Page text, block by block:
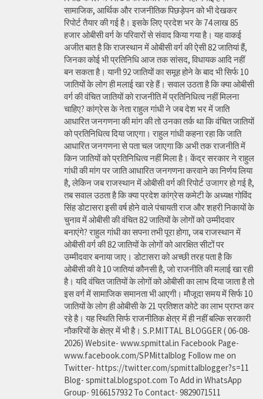
सामाजिक, आर्थिक और राजनीतिक पिछड़ेपन को भी देखकर
रिपोर्ट तैयार की गई है। इसके लिए प्रदेश भर के 74 लाख 85
हजार ओबीसी वर्ग के परिवारों से संवाद किया गया है। यह वाकई
अजीत बात है कि राजस्थान में ओबीसी वर्ग की ऐसी 82 जातियां हैं,
जिनका कोई भी प्रतिनिधि आज तक सांसद, विधायक आदि नहीं
बन सकता है। यानी 92 जातियों का समूह होने के बाद भी सिर्फ 10
जातियों के लोग ही मलाई खा रहे हैं। सवाल उठता है कि क्या ओबीसी
वर्ग की वंचित जातियों को राजनीति में प्रतिनिधित्व नहीं मिलना
चाहिए? कांग्रेस के नेता राहुल गांधी ने जब देश भर में जाति
आधारित जनगणना की मांग की तो उनका तर्क था कि वंचित जातियों
को प्रतिनिधित्व दिया जाएगा। राहुल गांधी कहना रहा कि जाति
आधारित जनगणना से पता चल जाएगा कि अभी तक राजनीति में
किन जातियों को प्रतिनिधित्व नहीं मिला है। केंद्र सरकार ने राहुल
गांधी की मांग पर जाति आधारित जनगणना करवाने का निर्णय लिया
है, लेकिन जब राजस्थान में ओबीसी वर्ग की रिपोर्ट उजागर हो गई है,
तब सवाल उठता है कि क्या प्रदेश कांग्रेस कमेटी के अध्यक्ष गोविंद
सिंह डोटासरा इसी वर्ष होने वाले पंचायती राज और शहरी निकायों के
चुनाव में ओबीसी की वंचित 82 जातियों के लोगों को उम्मीदवार
बनाएंगे? राहुल गांधी का सपना तभी पूरा होगा, जब राजस्थान में
ओबीसी वर्ग की 82 जातियों के लोगों को आरक्षित सीटों पर
उम्मीदवार बनाया जाए। डोटासरा को अच्छी तरह पता है कि
ओबीसी की वे 10 जातियां कौनसी है, जो राजनीति की मलाई खा रही
है। यदि वंचित जातियों के लोगों को ओबीसी का लाभ दिया जाता है तो
इस वर्ग में सामाजिक समानता भी आएगी। मौजूदा समय में सिर्फ 10
जातियों के लोग ही ओबीसी के 21 प्रतिशत कोटे का लाभ प्राप्त कर
रहे है। यह स्थिति सिर्फ राजनीतिक क्षेत्र में ही नहीं बल्कि सरकारी
नौकरियों के क्षेत्र में भी है। S.P.MITTAL BLOGGER ( 06-08-
2026) Website- www.spmittal.in Facebook Page-
www.facebook.com/SPMittalblog Follow me on
Twitter- https://twitter.com/spmittalblogger?s=11
Blog- spmittal.blogspot.com To Add in WhatsApp
Group- 9166157932 To Contact- 9829071511